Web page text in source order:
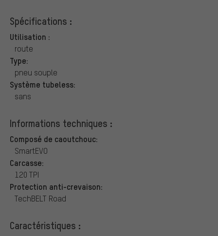
Spécifications :
Utilisation :
route
Type:
pneu souple
Système tubeless:
sans
Informations techniques :
Composé de caoutchouc:
SmartEVO
Carcasse:
120 TPI
Protection anti-crevaison:
TechBELT Road
Caractéristiques :